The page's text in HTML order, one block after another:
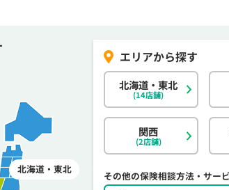
その他の保険相談方法・サー
北海道・東北
北海道・東北
(14店舗)
関西
(2店舗)